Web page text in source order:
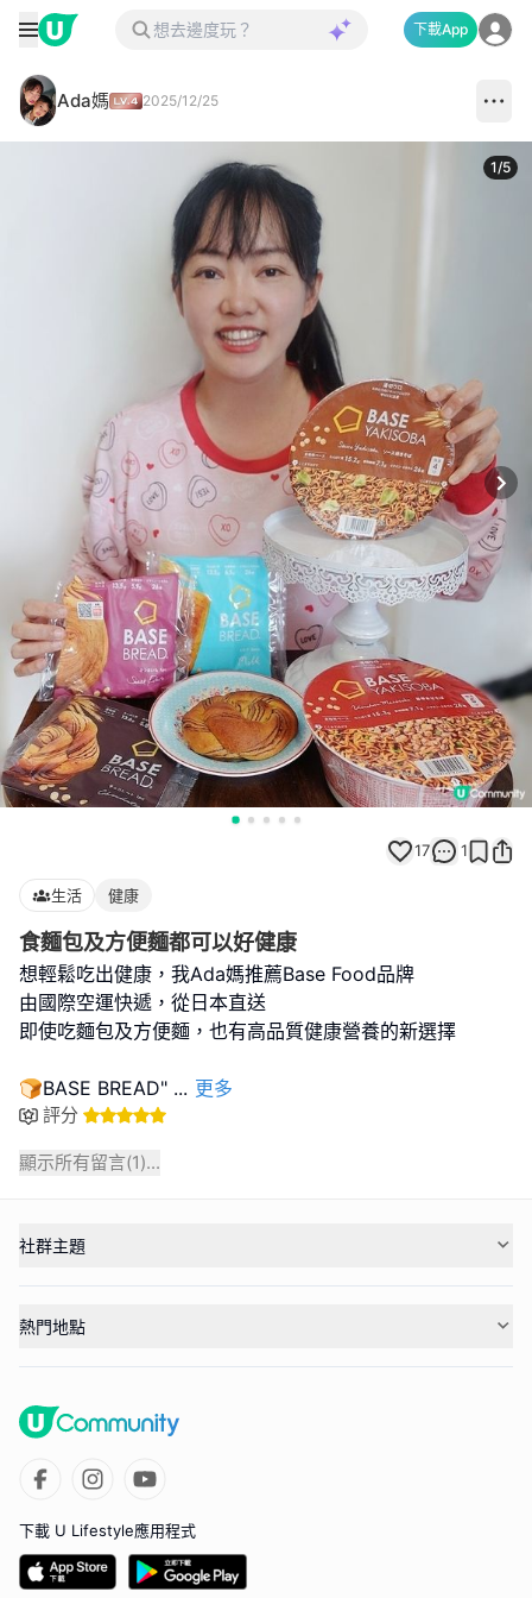
下載App
Ada媽 2025/12/25
1/5
17 1
生活 健康
食麵包及方便麵都可以好健康
想輕鬆吃出健康，我Ada媽推薦Base Food品牌
由國際空運快遞，從日本直送
即使吃麵包及方便麵，也有高品質健康營養的新選擇
🍞BASE BREAD" ... 更多
評分
顯示所有留言(1)...
社群主題
熱門地點
下載 U Lifestyle應用程式